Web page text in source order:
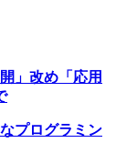
」改め「応用
プログラミン